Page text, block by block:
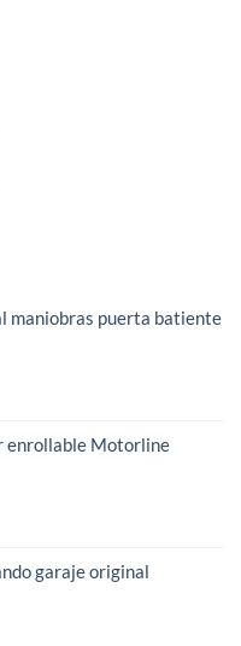
maniobras puerta batiente
enrollable Motorline
garaje original